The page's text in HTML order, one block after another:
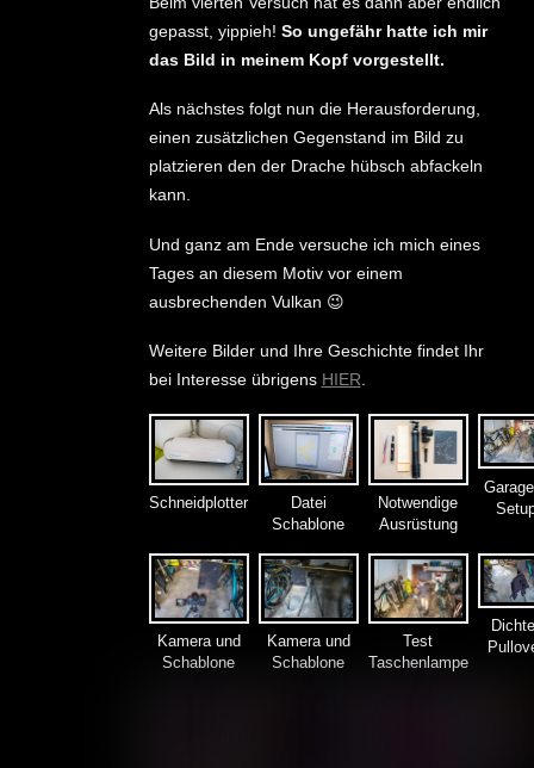
gepasst, yippieh! So ungefähr hatte ich mir
das Bild in meinem Kopf vorgestellt.
Als nächstes folgt nun die Herausforderung,
einen zusätzlichen Gegenstand im Bild zu
platzieren den der Drache hübsch abfackeln
kann.
Und ganz am Ende versuche ich mich eines
Tages an diesem Motiv vor einem
ausbrechenden Vulkan 😉
Weitere Bilder und Ihre Geschichte findet Ihr
bei Interesse übrigens HIER
Schneidplotter
Datei
Schablone
Notwendige
Ausrüstung
Kamera und
Schablone
Kamera und
Schablone
Test
Taschenlampe